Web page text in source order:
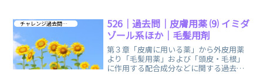
チャレンジ過去問 第３章
526｜過去問｜皮膚用薬 ⑼ イミダ
ゾール系ほか｜毛髪用剤
第３章「皮膚に用いる薬」から外皮用薬
より「毛髪用薬」および「頭皮・毛根」
に作用する配合成分などに関する過去問